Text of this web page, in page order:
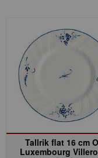
Tallrik flat 16 cm
Luxembourg